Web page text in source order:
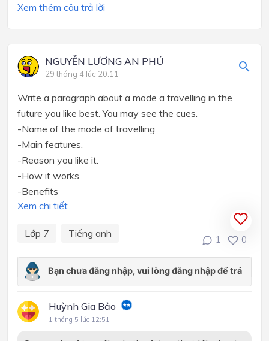
Xem thêm câu trả lời
NGUYỄN LƯƠNG AN PHÚ
29 tháng 4 lúc 20:11
Write a paragraph about a mode a travelling in the
future you like best. You may see the cues.
-Name of the mode of travelling.
-Main features.
-Reason you like it.
-How it works.
-Benefits
Xem chi tiết
Lớp 7 Tiếng anh
1 0
Huỳnh Gia Bảo
1 tháng 5 lúc 12:51